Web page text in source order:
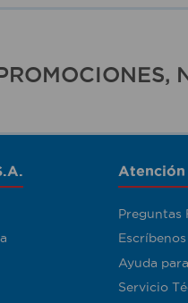
Preguntas
Escríbenos
Ayuda
Servicio